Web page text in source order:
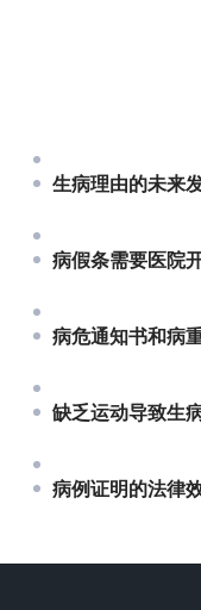
生病理由的未来
病假条需要医院
病危通知书和病
缺乏运动导致生
病例证明的法律